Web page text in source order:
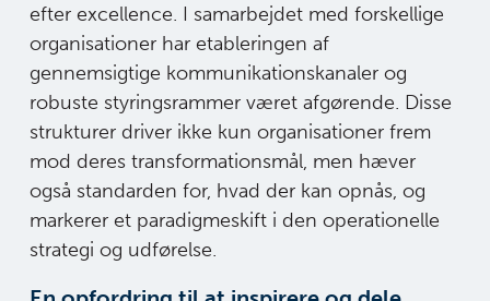
efter excellence. I samarbejdet med forskellige
organisationer har etableringen af
gennemsigtige kommunikationskanaler og
robuste styringsrammer været afgørende. Disse
strukturer driver ikke kun organisationer frem
mod deres transformationsmål, men hæver
også standarden for, hvad der kan opnås, og
markerer et paradigmeskift i den operationelle
strategi og udførelse.